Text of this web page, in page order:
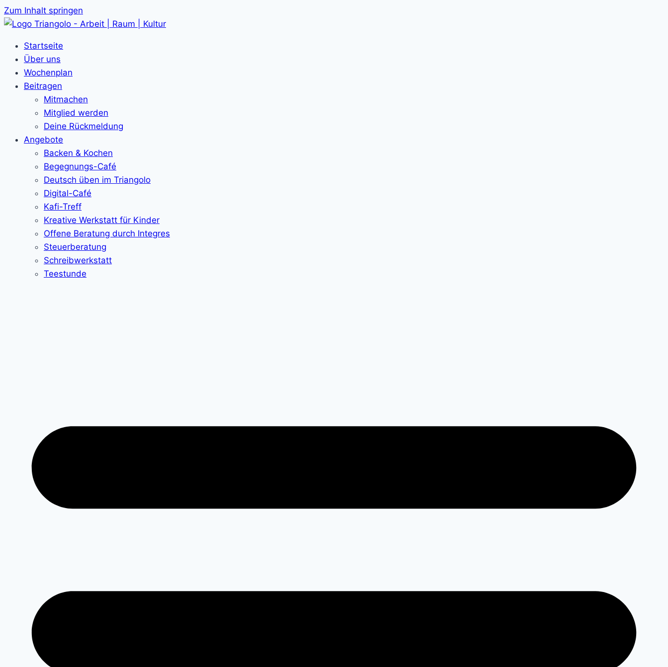
Zum Inhalt springen
Startseite
Über uns
Wochenplan
Beitragen
Mitmachen
Mitglied werden
Deine Rückmeldung
Angebote
Backen & Kochen
Begegnungs-Café
Deutsch üben im Triangolo
Digital-Café
Kafi-Treff
Kreative Werkstatt für Kinder
Offene Beratung durch Integres
Steuerberatung
Schreibwerkstatt
Teestunde